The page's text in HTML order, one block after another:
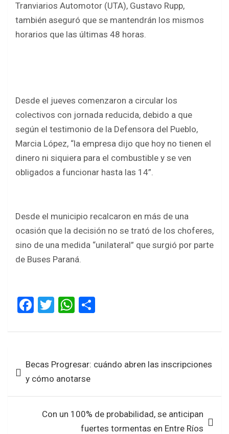
Tranviarios Automotor (UTA), Gustavo Rupp,
también aseguró que se mantendrán los mismos
horarios que las últimas 48 horas.
Desde el jueves comenzaron a circular los
colectivos con jornada reducida, debido a que
según el testimonio de la Defensora del Pueblo,
Marcia López, “la empresa dijo que hoy no tienen el
dinero ni siquiera para el combustible y se ven
obligados a funcionar hasta las 14”.
Desde el municipio recalcaron en más de una
ocasión que la decisión no se trató de los choferes,
sino de una medida “unilateral” que surgió por parte
de Buses Paraná.
F
ce
o
o
k
T
tt
W
at
A
p
p
ar
de
entradas
Becas Progresar: cuándo abren las inscripciones
y cómo anotarse
Con un 100% de probabilidad, se anticipan
fuertes tormentas en Entre Ríos